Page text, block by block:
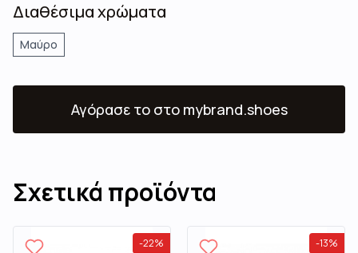
Διαθέσιμα χρώματα
Μαύρο
Αγόρασε το στο mybrand.shoes
Σχετικά προϊόντα
-22% -13%